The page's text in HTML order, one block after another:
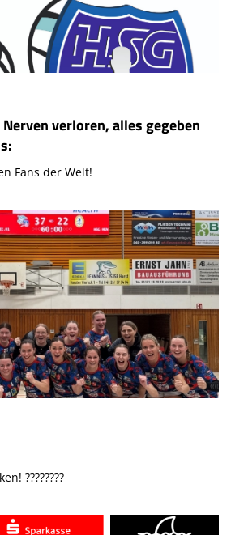
verloren, alles gegeben
Fans der Welt!
????????